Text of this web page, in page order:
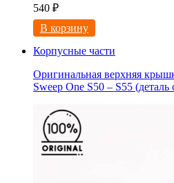
540 ₽
В корзину
Корпусные части
Оригинальная верхняя
Sweep One S50 – S55 (деталь